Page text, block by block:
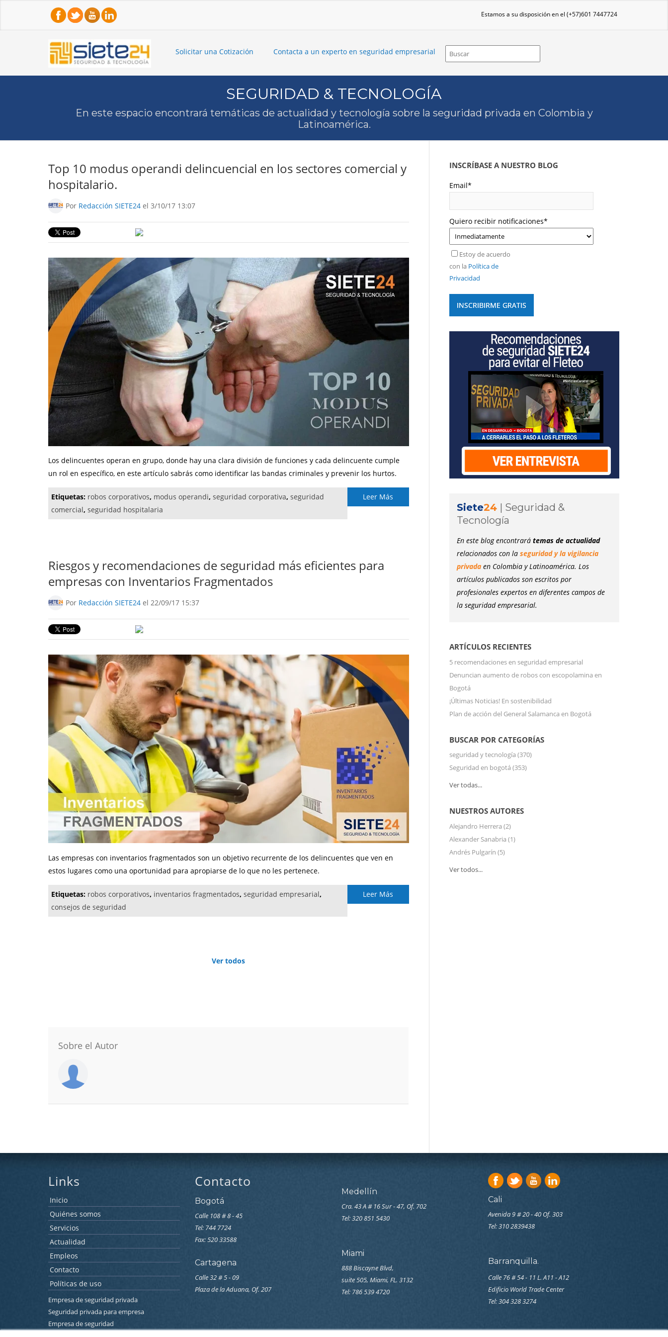
Estamos a su disposición en el (+57)601 7447724
Solicitar una Cotización Contacta a un experto en seguridad empresarial
SEGURIDAD & TECNOLOGÍA
En este espacio encontrará temáticas de actualidad y tecnología sobre la seguridad privada en Colombia y
Latinoamérica.
Top 10 modus operandi delincuencial en los sectores comercial y
hospitalario.
Por Redacción SIETE24 el 3/10/17 13:07
Los delincuentes operan en grupo, donde hay una clara división de funciones y cada delincuente cumple
un rol en específico, en este artículo sabrás como identificar las bandas criminales y prevenir los hurtos.
Leer Más
Etiquetas: robos corporativos, modus operandi, seguridad corporativa, seguridad
comercial, seguridad hospitalaria
Riesgos y recomendaciones de seguridad más eficientes para
empresas con Inventarios Fragmentados
Por Redacción SIETE24 el 22/09/17 15:37
Las empresas con inventarios fragmentados son un objetivo recurrente de los delincuentes que ven en
estos lugares como una oportunidad para apropiarse de lo que no les pertenece.
Leer Más
Etiquetas: robos corporativos, inventarios fragmentados, seguridad empresarial,
consejos de seguridad
Ver todos
Sobre el Autor
INSCRÍBASE A NUESTRO BLOG
Email*
Quiero recibir notificaciones*
Estoy de acuerdo
con la Política de
Privacidad
Siete24| Seguridad &
Tecnología
En este blog encontrará temas de actualidad
relacionados con la seguridad y la vigilancia
privadaen Colombia y Latinoamérica. Los
artículos publicados son escritos por
profesionales expertos en diferentes campos de
la seguridad empresarial.
ARTÍCULOS RECIENTES
5 recomendaciones en seguridad empresarial
Denuncian aumento de robos con escopolamina en
Bogotá
¡Últimas Noticias! En sostenibilidad
Plan de acción del General Salamanca en Bogotá
BUSCAR POR CATEGORÍAS
seguridad y tecnología (370)
Seguridad en bogotá (353)
Ver todas...
NUESTROS AUTORES
Alejandro Herrera (2)
Alexander Sanabria (1)
Andrés Pulgarín (5)
Ver todos...
Links
Inicio
Quiénes somos
Servicios
Actualidad
Empleos
Contacto
Políticas de uso
Empresa de seguridad privada
Seguridad privada para empresa
Empresa de seguridad
Contacto
Bogotá
Calle 108 # 8 - 45
Tel: 744 7724
Fax: 520 33588
Cartagena
Calle 32 # 5 - 09
Plaza de la Aduana, Of. 207
Medellín
Cra. 43 A # 16 Sur - 47, Of. 702
Tel: 320 851 5430
Miami
888 Biscayne Blvd,
suite 505, Miami, FL. 3132
Tel: 786 539 4720
Cali
Avenida 9 # 20 - 40 Of. 303
Tel:310 2839438
Barranquilla.
Calle 76 # 54 - 11 L. A11 - A12
Edificio World Trade Center
Tel: 304 328 3274